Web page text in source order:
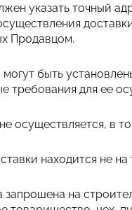
указать точный
Продавцом.
быть
требования для ее
осуществляется, в
находится не
запрошена на